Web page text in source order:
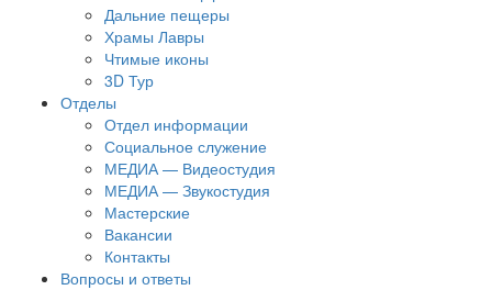
Дальние пещеры
Храмы Лавры
Чтимые иконы
3D Тур
Отделы
Отдел информации
Социальное служение
МЕДИА — Видеостудия
МЕДИА — Звукостудия
Мастерские
Вакансии
Контакты
Вопросы и ответы